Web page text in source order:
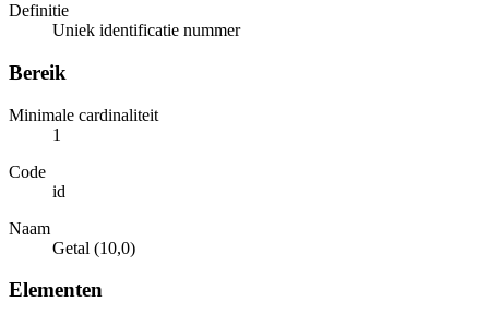
Definitie
Uniek identificatie nummer
Bereik
Minimale cardinaliteit
1
Code
id
Naam
Getal (10,0)
Elementen